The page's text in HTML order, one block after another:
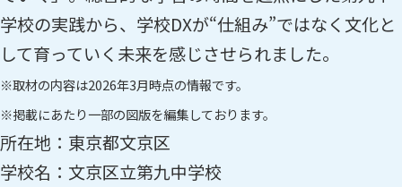
学校の実践から、学校DXが“仕組み”ではなく文化と
して育っていく未来を感じさせられました。
※取材の内容は2026年3月時点の情報です。
※掲載にあたり一部の図版を編集しております。
所在地：東京都文京区
学校名：文京区立第九中学校